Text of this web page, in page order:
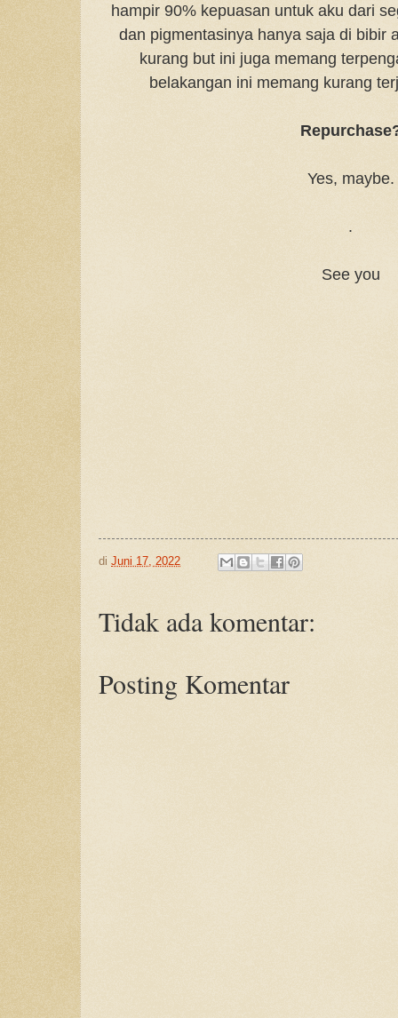
hampir 90% kepuasan untuk aku dari
dan pigmentasinya hanya saja di bibir
kurang but ini juga memang
belakangan ini memang kurang
Yes, maybe.
.
See you
di Juni 17, 2022
Tidak ada komentar:
Posting Komentar